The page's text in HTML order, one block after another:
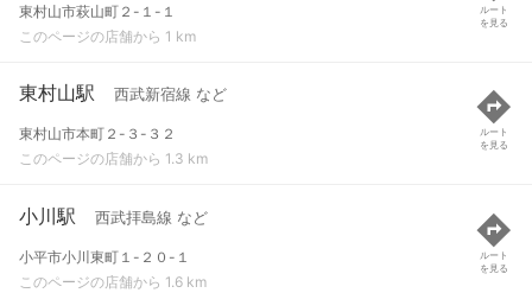
東村山市萩山町２-１-１
このページの店舗から 1 km
ルート
を見る
東村山駅 西武新宿線 など
東村山市本町２-３-３２
このページの店舗から 1.3 km
ルート
を見る
小川駅 西武拝島線 など
小平市小川東町１-２０-１
このページの店舗から 1.6 km
ルート
を見る